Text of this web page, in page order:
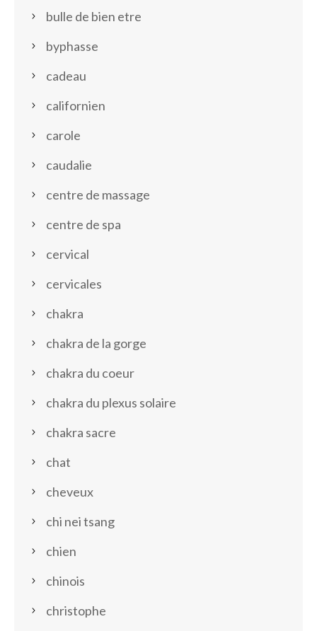
bulle de bien etre
byphasse
cadeau
californien
carole
caudalie
centre de massage
centre de spa
cervical
cervicales
chakra
chakra de la gorge
chakra du coeur
chakra du plexus solaire
chakra sacre
chat
cheveux
chi nei tsang
chien
chinois
christophe